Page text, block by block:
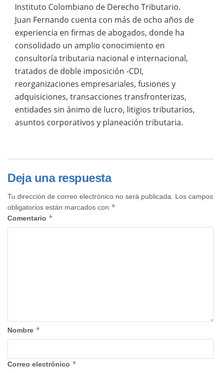
Instituto Colombiano de Derecho Tributario.
Juan Fernando cuenta con más de ocho años de
experiencia en firmas de abogados, donde ha
consolidado un amplio conocimiento en
consultoría tributaria nacional e internacional,
tratados de doble imposición -CDI,
reorganizaciones empresariales, fusiones y
adquisiciones, transacciones transfronterizas,
entidades sin ánimo de lucro, litigios tributarios,
asuntos corporativos y planeación tributaria.
Deja una respuesta
Tu dirección de correo electrónico no será publicada.
Los campos
obligatorios están marcados con *
Comentario *
Nombre *
Correo electrónico *